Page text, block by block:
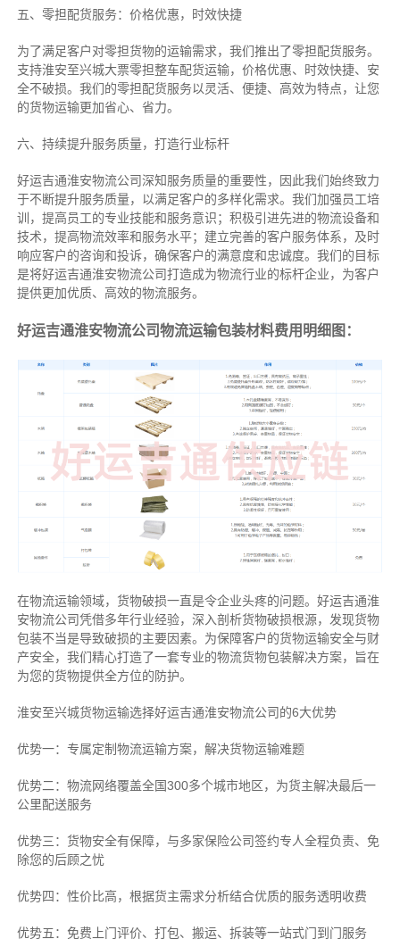
五、零担配货服务：价格优惠，时效快捷
为了满足客户对零担货物的运输需求，我们推出了零担配货服务。
支持淮安至兴城大票零担整车配货运输，价格优惠、时效快捷、安
全不破损。我们的零担配货服务以灵活、便捷、高效为特点，让您
的货物运输更加省心、省力。
六、持续提升服务质量，打造行业标杆
好运吉通淮安物流公司深知服务质量的重要性，因此我们始终致力
于不断提升服务质量，以满足客户的多样化需求。我们加强员工培
训，提高员工的专业技能和服务意识；积极引进先进的物流设备和
技术，提高物流效率和服务水平；建立完善的客户服务体系，及时
响应客户的咨询和投诉，确保客户的满意度和忠诚度。我们的目标
是将好运吉通淮安物流公司打造成为物流行业的标杆企业，为客户
提供更加优质、高效的物流服务。
好运吉通淮安物流公司物流运输包装材料费用明细图：
在物流运输领域，货物破损一直是令企业头疼的问题。好运吉通淮
安物流公司凭借多年行业经验，深入剖析货物破损根源，发现货物
包装不当是导致破损的主要因素。为保障客户的货物运输安全与财
产安全，我们精心打造了一套专业的物流货物包装解决方案，旨在
为您的货物提供全方位的防护。
淮安至兴城货物运输选择好运吉通淮安物流公司的6大优势
优势一：专属定制物流运输方案，解决货物运输难题
优势二：物流网络覆盖全国300多个城市地区，为货主解决最后一
公里配送服务
优势三：货物安全有保障，与多家保险公司签约专人全程负责、免
除您的后顾之忧
优势四：性价比高，根据货主需求分析结合优质的服务透明收费
优势五：免费上门评价、打包、搬运、拆装等一站式门到门服务